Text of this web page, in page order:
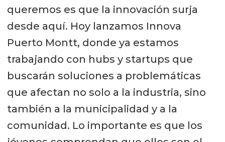
queremos es que la innovación surja
desde aquí. Hoy lanzamos Innova
Puerto Montt, donde ya estamos
trabajando con hubs y startups que
buscarán soluciones a problemáticas
que afectan no solo a la industria, sino
también a la municipalidad y a la
comunidad. Lo importante es que los